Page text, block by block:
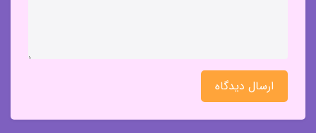
ارسال دیدگاه